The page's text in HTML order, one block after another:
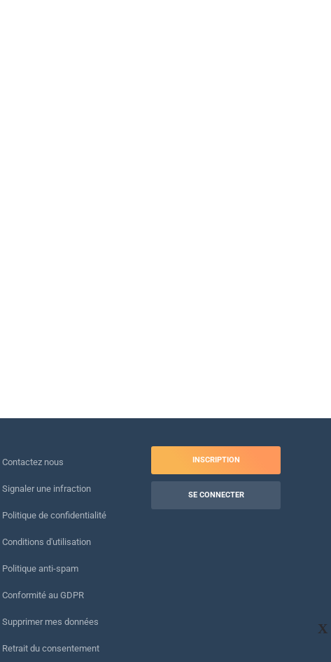
X
Contactez nous
Signaler une infraction
Politique de confidentialité
Conditions d'utilisation
Politique anti-spam
Conformité au GDPR
Supprimer mes données
Retrait du consentement
INSCRIPTION
SE CONNECTER